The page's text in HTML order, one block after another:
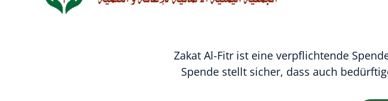
Zakat Al-Fitr ist eine verpflichtende
Spende stellt sicher, dass auch